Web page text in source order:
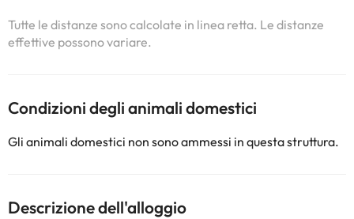
Tutte le distanze sono calcolate in linea retta. Le distanze
effettive possono variare.
Condizioni degli animali domestici
Gli animali domestici non sono ammessi in questa struttura.
Descrizione dell'alloggio